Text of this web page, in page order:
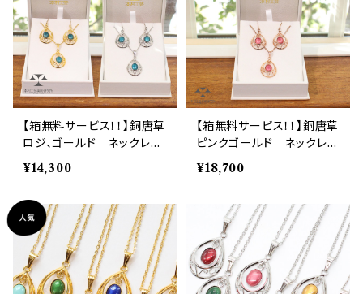
【箱無料サービス！！】銅唐草
ロジ、ゴールド ネックレス
＆ピアスセット！
¥14,300
【箱無料サービス！！】銅唐草
ピンクゴールド ネックレス
＆ピアス・イヤリングセット！
¥18,700